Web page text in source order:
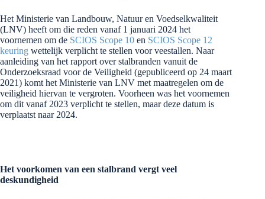
Het Ministerie van Landbouw, Natuur en Voedselkwaliteit
(LNV) heeft om die reden vanaf 1 januari 2024 het
voornemen om de SCIOS Scope 10 en SCIOS Scope 12
keuring wettelijk verplicht te stellen voor veestallen. Naar
aanleiding van het rapport over stalbranden vanuit de
Onderzoeksraad voor de Veiligheid (gepubliceerd op 24 maart
2021) komt het Ministerie van LNV met maatregelen om de
veiligheid hiervan te vergroten. Voorheen was het voornemen
om dit vanaf 2023 verplicht te stellen, maar deze datum is
verplaatst naar 2024.
Het voorkomen van een stalbrand vergt veel
deskundigheid